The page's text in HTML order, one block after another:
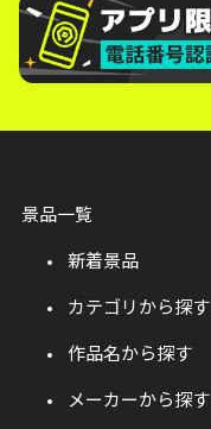
景品一覧
新着景品
カテゴリから探す
作品名から探す
メーカーから探す